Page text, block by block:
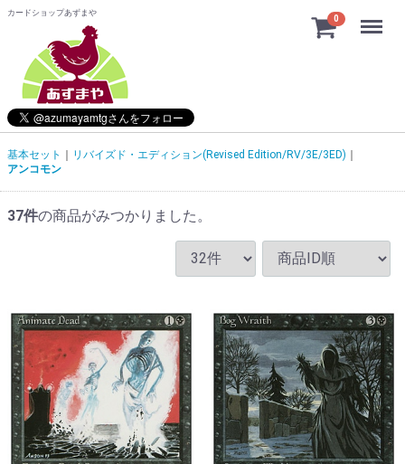
カードショップあずまや
0 Menu
基本セット
リバイズド・エディション(Revised Edition/RV/3E/3ED)
アンコモン
37件の商品がみつかりました。